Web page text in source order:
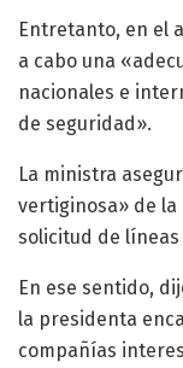
Entretanto, en el
a cabo una
nacionales e
de seguridad».
La ministra
vertiginosa» de la
solicitud de
En ese sentido,
la presidenta
compañías